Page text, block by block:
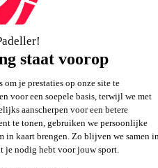
met meer dan 21.000+